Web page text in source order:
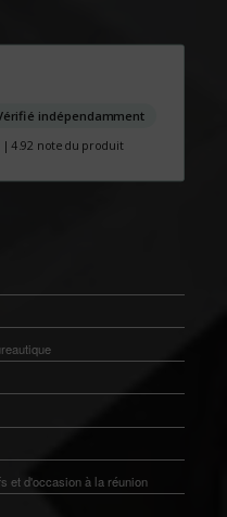
indépendamment
|4.92 note du produit
et d'occasion à la réunion